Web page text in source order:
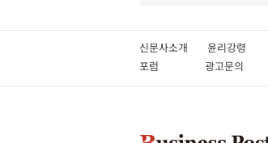
신문사소개 윤리강령
포럼
광고문의